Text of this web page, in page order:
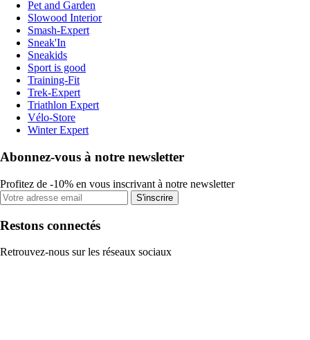
Pet and Garden
Slowood Interior
Smash-Expert
Sneak'In
Sneakids
Sport is good
Training-Fit
Trek-Expert
Triathlon Expert
Vélo-Store
Winter Expert
Abonnez-vous à notre newsletter
Profitez de -10% en vous inscrivant à notre newsletter
S'inscrire
Restons connectés
Retrouvez-nous sur les réseaux sociaux